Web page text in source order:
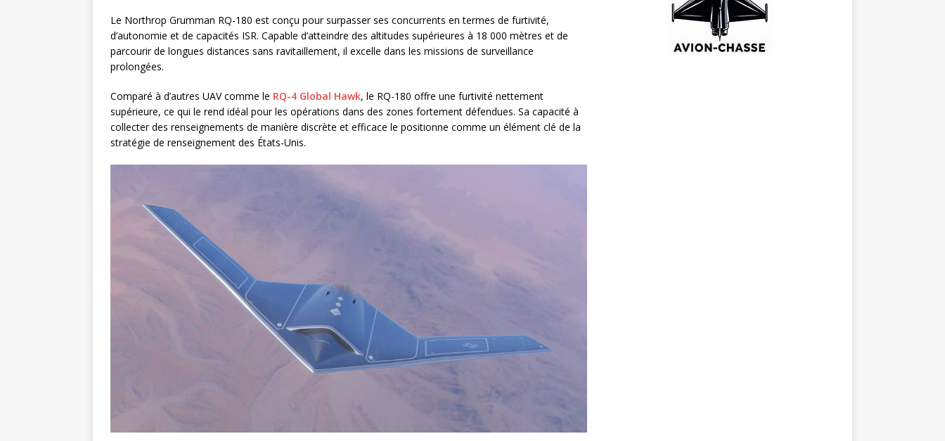
Le Northrop Grumman RQ-180 est conçu pour surpasser ses concurrents en termes de furtivité,
d’autonomie et de capacités ISR. Capable d’atteindre des altitudes supérieures à 18 000 mètres et de
parcourir de longues distances sans ravitaillement, il excelle dans les missions de surveillance
prolongées.
Comparé à d’autres UAV comme le RQ-4 Global Hawk, le RQ-180 offre une furtivité nettement
supérieure, ce qui le rend idéal pour les opérations dans des zones fortement défendues. Sa capacité à
collecter des renseignements de manière discrète et efficace le positionne comme un élément clé de la
stratégie de renseignement des États-Unis.